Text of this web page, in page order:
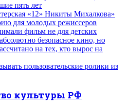
пять лет
«12» Никиты Михалкова»
для молодых режиссеров
фильм не для детских
безопасное кино, но
на тех, кто вырос на
пользовательские ролики из
культуры РФ